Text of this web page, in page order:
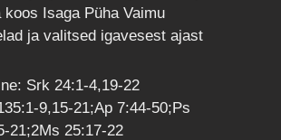
koos Isaga Püha Vaimu
ja valitsed igavesest ajast
Srk 24:1-4,19-22
9,15-21;Ap 7:44-50;Ps
21;2Ms 25:17-22